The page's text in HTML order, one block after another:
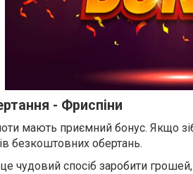
- Фриспіни
мають приємний бонус. Якщо
безкоштовних обертань.
чудовий спосіб заробити